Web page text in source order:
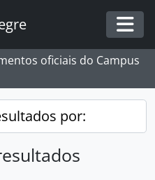
oficiais do Campus
por: